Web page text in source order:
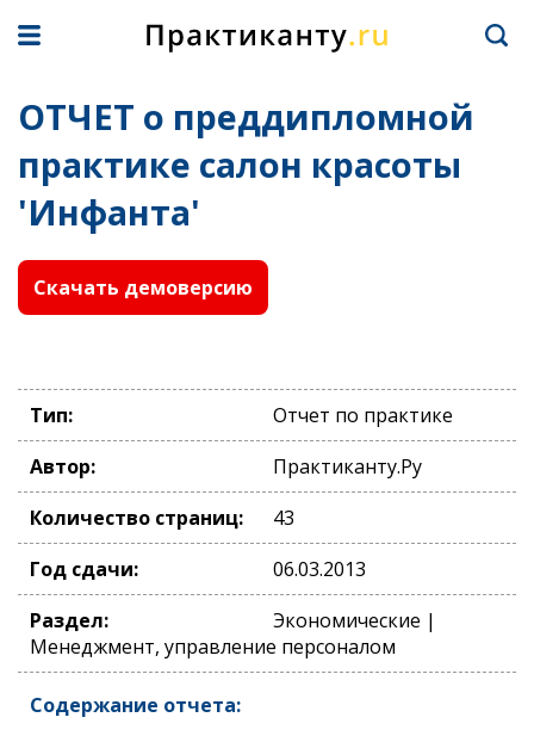
ОТЧЕТ о преддипломной
практике салон красоты
'Инфанта'
Скачать демоверсию
Тип:
Отчет по практике
Автор:
Практиканту.Ру
Количество страниц:
43
Год сдачи:
06.03.2013
Раздел:
Экономические |
Менеджмент, управление персоналом
Содержание отчета: